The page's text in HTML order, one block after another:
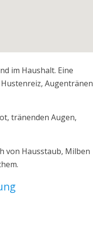
im Haushalt. Eine
Augentränen
tränenden Augen,
von Hausstaub, Milben